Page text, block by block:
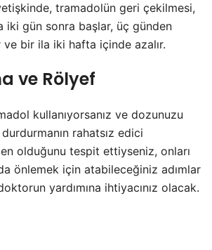
tramadolün geri çekilmesi,
iki gün sonra başlar, üç günden
bir ila iki hafta içinde azalır.
ve Rölyef
kullanıyorsanız ve dozunuzu
rahatsız edici
olduğunu tespit ettiyseniz, onları
önlemek için atabileceğiniz adımlar
yardımına ihtiyacınız olacak.